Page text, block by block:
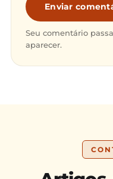
Enviar
Seu comentário
aparecer.